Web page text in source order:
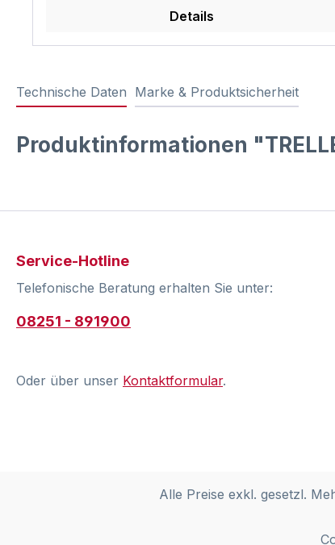
Details
Technische Daten Marke & Produktsicherheit
Produktinformationen
Service-Hotline
Telefonische Beratung erhalten Sie unter:
08251 - 891900
Oder über unser Kontaktformular.
Alle Preise exkl. gesetzl.